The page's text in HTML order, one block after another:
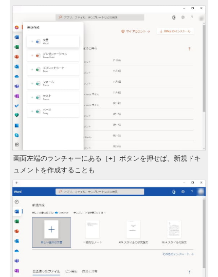
画面左端のランチャーにある［+］ボタンを押せば、新規ドキ
ュメントを作成することも